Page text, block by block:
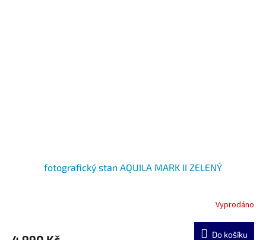
fotografický stan AQUILA MARK II ZELENÝ
Vyprodáno
Do košíku